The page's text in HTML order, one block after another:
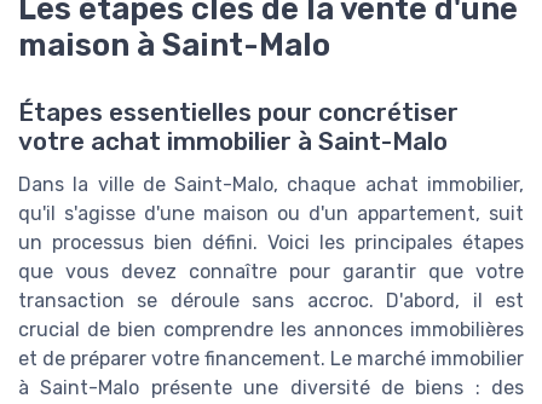
Les étapes clés de la vente d'une
maison à Saint-Malo
Étapes essentielles pour concrétiser
votre achat immobilier à Saint-Malo
Dans la ville de Saint-Malo, chaque achat immobilier,
qu'il s'agisse d'une maison ou d'un appartement, suit
un processus bien défini. Voici les principales étapes
que vous devez connaître pour garantir que votre
transaction se déroule sans accroc. D'abord, il est
crucial de bien comprendre les annonces immobilières
et de préparer votre financement. Le marché immobilier
à Saint-Malo présente une diversité de biens : des